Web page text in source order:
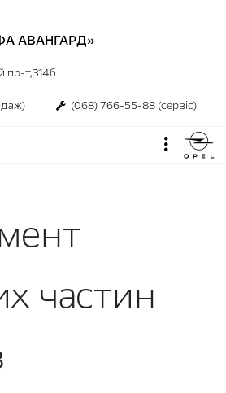
АВАНГАРД»
пр-т,314б
(068) 766-55-88 (сервіс)
частин